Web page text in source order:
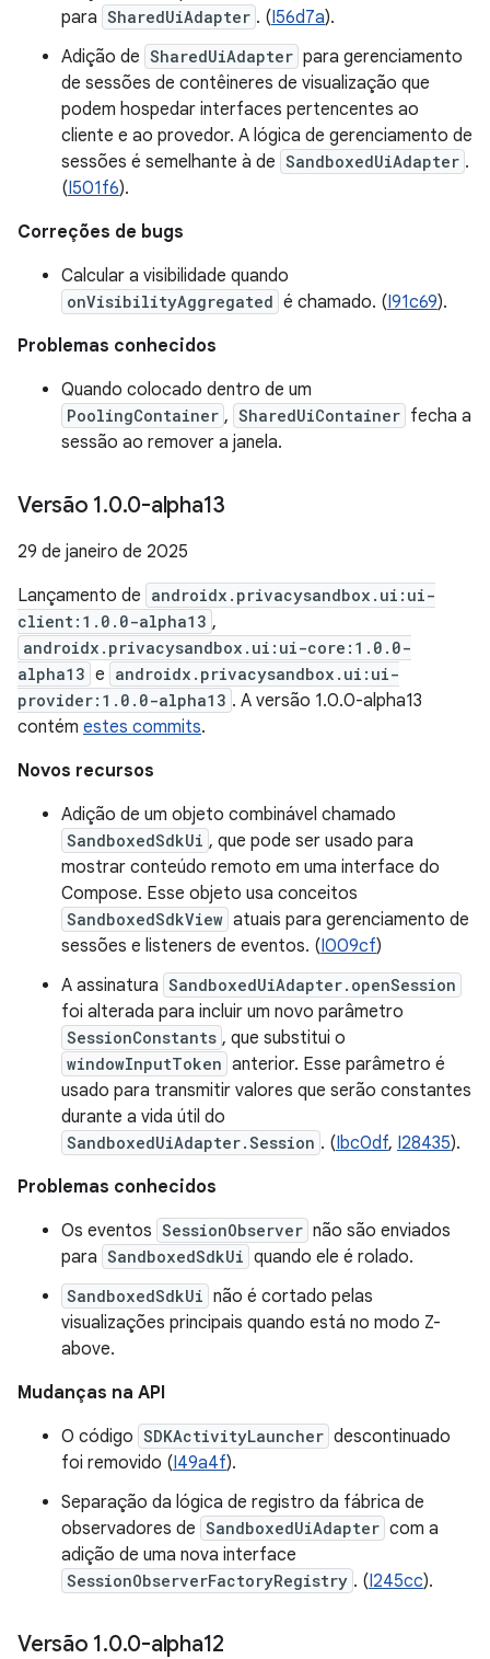
para SharedUiAdapter . (I56d7a).
Adição de SharedUiAdapter para gerenciamento
de sessões de contêineres de visualização que
podem hospedar interfaces pertencentes ao
cliente e ao provedor. A lógica de gerenciamento de
sessões é semelhante à de SandboxedUiAdapter .
(I501f6).
Correções de bugs
Calcular a visibilidade quando
onVisibilityAggregated é chamado. (I91c69).
Problemas conhecidos
Quando colocado dentro de um
PoolingContainer , SharedUiContainer fecha a
sessão ao remover a janela.
Versão 1.0.0-alpha13
29 de janeiro de 2025
Lançamento de androidx.privacysandbox.ui:ui-
client:1.0.0-alpha13 ,
androidx.privacysandbox.ui:ui-core:1.0.0-
alpha13 e androidx.privacysandbox.ui:ui-
provider:1.0.0-alpha13 . A versão 1.0.0-alpha13
contém estes commits.
Novos recursos
Adição de um objeto combinável chamado
SandboxedSdkUi , que pode ser usado para
mostrar conteúdo remoto em uma interface do
Compose. Esse objeto usa conceitos
SandboxedSdkView atuais para gerenciamento de
sessões e listeners de eventos. (I009cf)
A assinatura SandboxedUiAdapter.openSession
foi alterada para incluir um novo parâmetro
SessionConstants , que substitui o
windowInputToken anterior. Esse parâmetro é
usado para transmitir valores que serão constantes
durante a vida útil do
SandboxedUiAdapter.Session . (Ibc0df, I28435).
Problemas conhecidos
Os eventos SessionObserver não são enviados
para SandboxedSdkUi quando ele é rolado.
SandboxedSdkUi não é cortado pelas
visualizações principais quando está no modo Z-
above.
Mudanças na API
O código SDKActivityLauncher descontinuado
foi removido (I49a4f).
Separação da lógica de registro da fábrica de
observadores de SandboxedUiAdapter com a
adição de uma nova interface
SessionObserverFactoryRegistry . (I245cc).
Versão 1.0.0-alpha12